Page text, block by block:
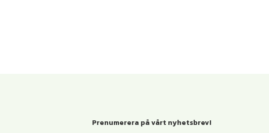
Prenumerera på vårt nyhetsbrev!